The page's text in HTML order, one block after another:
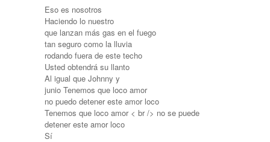
Eso es nosotros
Haciendo lo nuestro
que lanzan más gas en el fuego
tan seguro como la lluvia
rodando fuera de este techo
Usted obtendrá su llanto
Al igual que Johnny y
junio Tenemos que loco amor
no puedo detener este amor loco
Tenemos que loco amor < br /> no se puede
detener este amor loco
Sí